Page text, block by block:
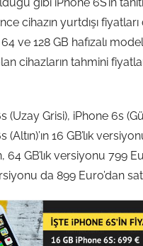
cihazın yurtdışı
64 ve 128 GB hafızalı
cihazların tahmini
(Uzay Grisi), iPhone 6s
(Altın)’ın 16 GB’lık
64 GB’lık versiyonu 799
da 899 Euro’dan